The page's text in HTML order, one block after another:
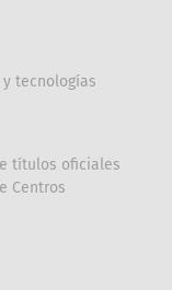
tecnologías
títulos oficiales
Centros